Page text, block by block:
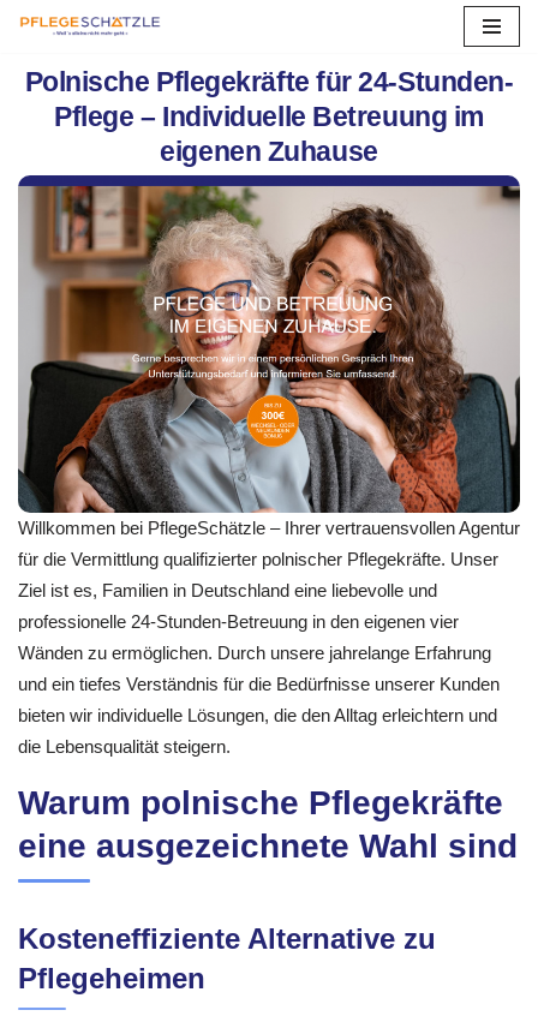
Inhalt
springen
Polnische Pflegekräfte für 24-Stunden-
Pflege – Individuelle Betreuung im
eigenen Zuhause
Willkommen bei PflegeSchätzle – Ihrer vertrauensvollen Agentur
für die Vermittlung qualifizierter polnischer Pflegekräfte. Unser
Ziel ist es, Familien in Deutschland eine liebevolle und
professionelle 24-Stunden-Betreuung in den eigenen vier
Wänden zu ermöglichen. Durch unsere jahrelange Erfahrung
und ein tiefes Verständnis für die Bedürfnisse unserer Kunden
bieten wir individuelle Lösungen, die den Alltag erleichtern und
die Lebensqualität steigern.
Warum polnische Pflegekräfte
eine ausgezeichnete Wahl sind
Kosteneffiziente Alternative zu
Pflegeheimen